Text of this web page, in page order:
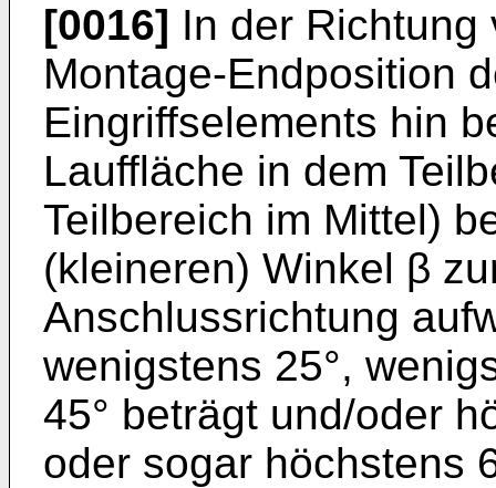
[0016] In der
Montage-Endposition
Eingriffselements hin
Lauffläche in dem
Teilbereich im Mittel)
(kleineren) Winkel β
Anschlussrichtung
wenigstens 25°,
45° beträgt und/oder
oder sogar höchstens